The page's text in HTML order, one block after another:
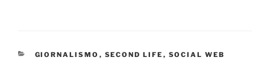
CATEGORIE
GIORNALISMO , SECOND LIFE , SOCIAL WEB